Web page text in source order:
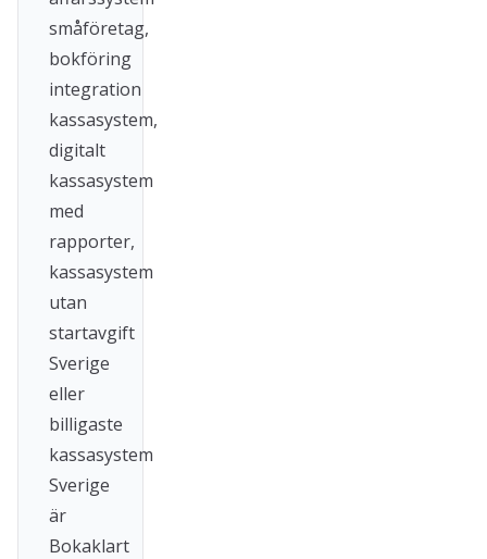
småföretag,
bokföring
integration
kassasystem,
digitalt
kassasystem
med
rapporter,
kassasystem
utan
startavgift
Sverige
eller
billigaste
kassasystem
Sverige
är
Bokaklart